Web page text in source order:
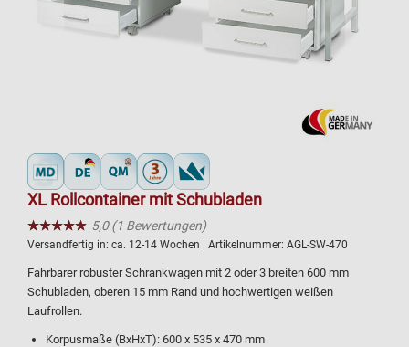
XL Rollcontainer mit Schubladen
★★★★★
☆☆☆☆☆ 5,0 (1 Bewertungen)
Versandfertig in: ca. 12-14 Wochen | Artikelnummer: AGL-SW-470
Fahrbarer robuster Schrankwagen mit 2 oder 3 breiten 600 mm
Schubladen, oberen 15 mm Rand und hochwertigen weißen
Laufrollen.
Korpusmaße (BxHxT): 600 x 535 x 470 mm